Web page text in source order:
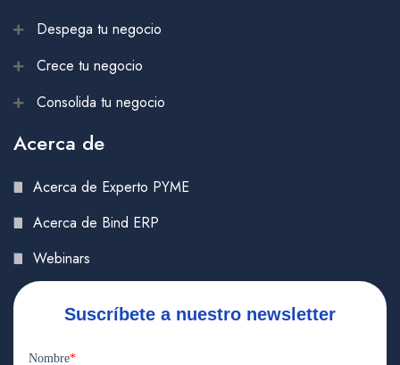
Despega tu negocio
Crece tu negocio
Consolida tu negocio
Acerca de
Acerca de Experto PYME
Acerca de Bind ERP
Webinars
Suscríbete a nuestro newsletter